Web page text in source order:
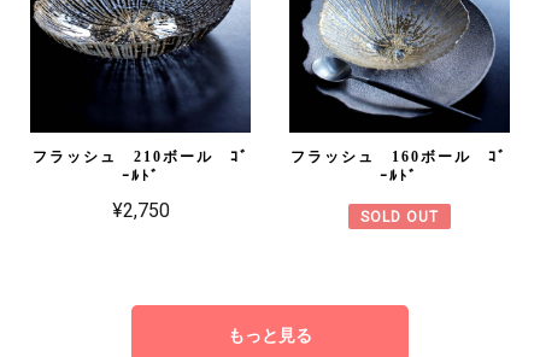
フラッシュ 210ボール ｺﾞ
ｰﾙﾄﾞ
¥2,750
フラッシュ 160ボール ｺﾞ
ｰﾙﾄﾞ
SOLD OUT
もっと見る